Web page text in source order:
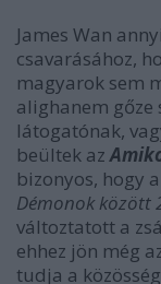
James Wan
csavarásához,
magyarok sem
alighanem gőze
látogatónak,
beültek az
bizonyos, hogy a
Démonok között
változtatott a
ehhez jön még
tudja a